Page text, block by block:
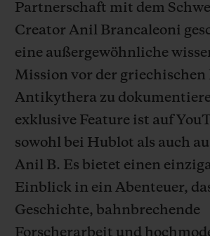
Partnerschaft mit dem
Creator Anil Brancaleoni
eine außergewöhnliche
Mission vor der griechischen
Antikythera zu
exklusive Feature ist auf
sowohl bei Hublot als auch
Anil B. Es bietet einen
Einblick in ein Abenteuer,
Geschichte, bahnbrechende
Forscherarbeit und